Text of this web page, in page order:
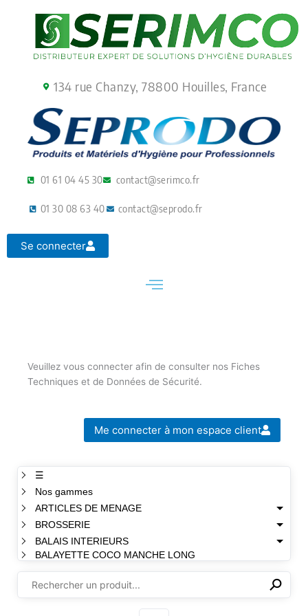
134 rue Chanzy, 78800 Houilles, France
01 61 04 45 30 contact@serimco.fr
01 30 08 63 40 contact@seprodo.fr
Se connecter
Veuillez vous connecter afin de consulter nos Fiches
Techniques et de Données de Sécurité.
Me connecter à mon espace client
☰
Nos gammes
ARTICLES DE MENAGE
BROSSERIE
BALAIS INTERIEURS
BALAYETTE COCO MANCHE LONG
⚲